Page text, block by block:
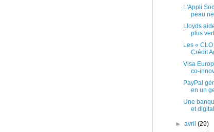
L'Appli
peau
Lloyds
plus
Les «
Crédit
Visa
co-
PayPal
en un
Une
et
►avril(29)